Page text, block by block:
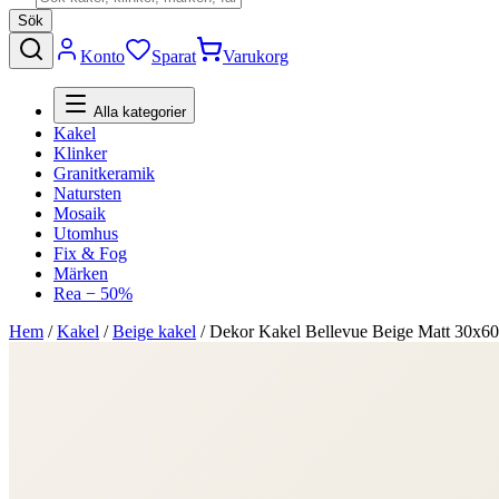
Sök
Konto Sparat Varukorg
Alla kategorier
Kakel
Klinker
Granitkeramik
Natursten
Mosaik
Utomhus
Fix & Fog
Märken
Rea − 50%
Hem /Kakel /Beige kakel /Dekor Kakel Bellevue Beige Matt